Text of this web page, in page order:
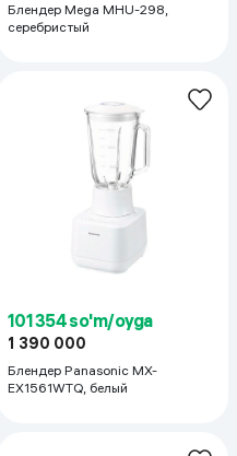
Блендер Mega MHU-298,
серебристый
101 354 so'm/oyga
1 390 000
Блендер Panasonic MX-
EX1561WTQ, белый